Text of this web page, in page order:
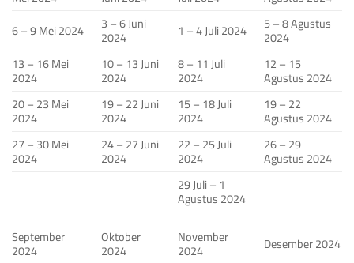
6 – 9 Mei 2024
3 – 6 Juni
2024 1 – 4 Juli 2024 5 – 8 Agustus
2024
13 – 16 Mei
2024
10 – 13 Juni
2024
8 – 11 Juli
2024
12 – 15
Agustus 2024
20 – 23 Mei
2024
19 – 22 Juni
2024
15 – 18 Juli
2024
19 – 22
Agustus 2024
27 – 30 Mei
2024
24 – 27 Juni
2024
22 – 25 Juli
2024
26 – 29
Agustus 2024
29 Juli – 1
Agustus 2024
September
2024
Oktober
2024
November
2024
Desember 2024